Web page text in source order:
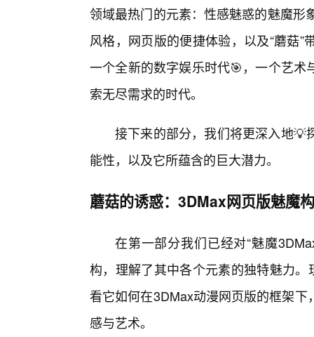
领域最热门的元素：性感魅惑的魅魔形
风格，网页版的便捷体验，以及“蘑菇
一个全新的数字娱乐时代🎯，一个艺
索无尽需求的时代。
接下来的部分，我们将更深入地💡
能性，以及它所蕴含的巨大潜力。
蘑菇的诱惑：3DMax网页版魅魔
在第一部分我们已经对“魅魔
构，理解了其中各个元素的独特魅力
看它如何在3DMax动漫网页版的框架
感与艺术。